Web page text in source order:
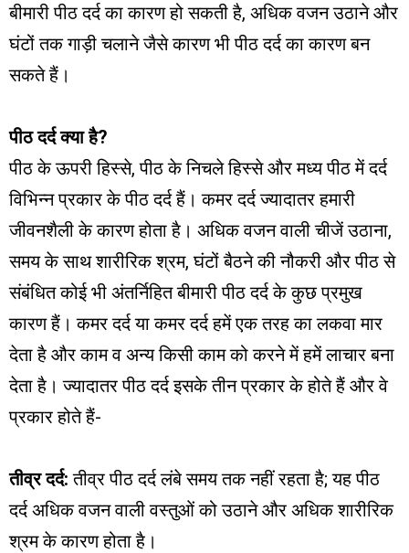
बीमारी पीठ दर्द का कारण हो सकती है, अधिक वजन उठाने और
घंटों तक गाड़ी चलाने जैसे कारण भी पीठ दर्द का कारण बन
सकते हैं।
पीठ दर्द क्या है?
पीठ के ऊपरी हिस्से, पीठ के निचले हिस्से और मध्य पीठ में दर्द
विभिन्न प्रकार के पीठ दर्द हैं। कमर दर्द ज्यादातर हमारी
जीवनशैली के कारण होता है। अधिक वजन वाली चीजें उठाना,
समय के साथ शारीरिक श्रम, घंटों बैठने की नौकरी और पीठ से
संबंधित कोई भी अंतर्निहित बीमारी पीठ दर्द के कुछ प्रमुख
कारण हैं। कमर दर्द या कमर दर्द हमें एक तरह का लकवा मार
देता है और काम व अन्य किसी काम को करने में हमें लाचार बना
देता है। ज्यादातर पीठ दर्द इसके तीन प्रकार के होते हैं और वे
प्रकार होते हैं-
तीव्र दर्द: तीव्र पीठ दर्द लंबे समय तक नहीं रहता है; यह पीठ
दर्द अधिक वजन वाली वस्तुओं को उठाने और अधिक शारीरिक
श्रम के कारण होता है।